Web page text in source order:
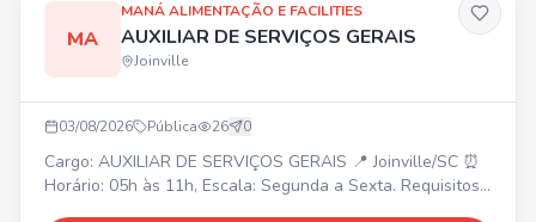
MA
MANÁ ALIMENTAÇÃO E FACILITIES
AUXILIAR DE SERVIÇOS GERAIS
Joinville
03/08/2026 Pública 26 0
Cargo: AUXILIAR DE SERVIÇOS GERAIS 📍 Joinville/SC ⏰
Horário: 05h às 11h, Escala: Segunda a Sexta. Requisitos: